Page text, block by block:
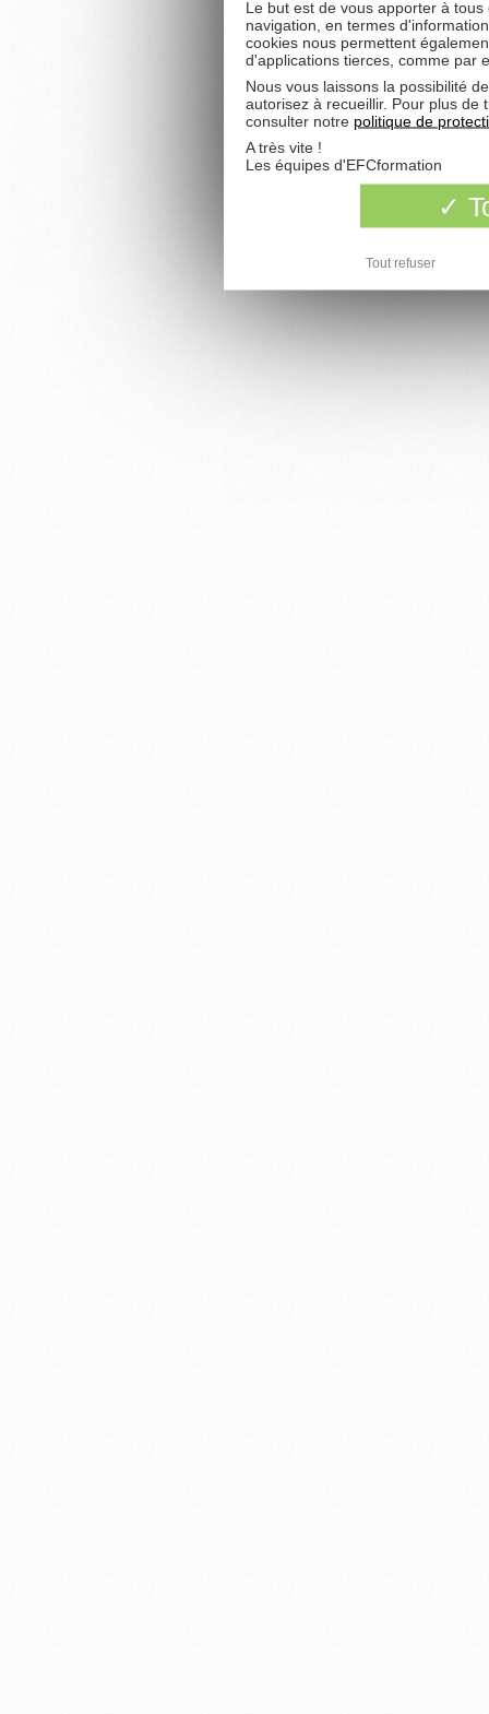
Le but est de vous apporter à
navigation, en termes
cookies nous permettent
d'applications tierces, comme par
Nous vous laissons la possibilité
autorisez à recueillir. Pour plus de
consulter notre politique de
A très vite !
Les équipes d'EFCformation
Tout refuser